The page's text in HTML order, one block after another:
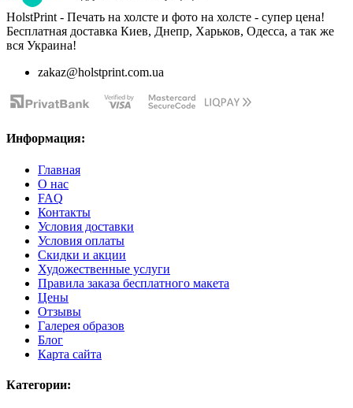
HolstPrint - Печать на холсте и фото на холсте - супер цена!
Бесплатная доставка Киев, Днепр, Харьков, Одесса, а так же
вся Украина!
zakaz@holstprint.com.ua
Информация:
Главная
О нас
FAQ
Контакты
Условия доставки
Условия оплаты
Скидки и акции
Художественные услуги
Правила заказа бесплатного макета
Цены
Отзывы
Галерея образов
Блог
Карта сайта
Категории: